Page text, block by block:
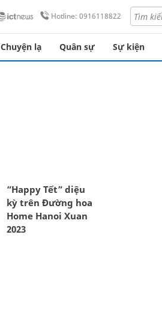
Hotline: 0916118822
Chuyện lạ Quân sự Sự kiện
“Happy Tết” diệu
kỳ trên Đường hoa
Home Hanoi Xuan
2023